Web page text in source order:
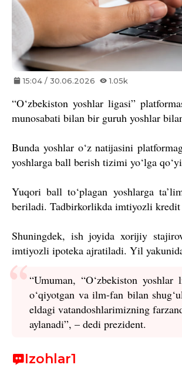
15:04 / 30.06.2026 1.05k
“O‘zbekiston yoshlar ligasi”
munosabati bilan bir guruh yoshlar
Bunda yoshlar o‘z natijasini
yoshlarga ball berish tizimi yo‘lga
Yuqori ball to‘plagan yoshlarga
beriladi. Tadbirkorlikda imtiyozli kredit
Shuningdek, ish joyida xorijiy
imtiyozli ipoteka ajratiladi. Yil
“Umuman, “O‘zbekiston
o‘qiyotgan va ilm-fan bilan
eldagi vatandoshlarimizning
aylanadi”, – dedi prezident.
Izohlar1